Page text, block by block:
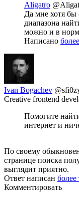
Aligatro
Да мне хотя бы
диапазона
можно и в
Написано
Ivan Bogachev
Creative frontend
Помогите
интернет и
По своему
странице поиска
выглядит приятно.
Ответ написан более
Комментировать